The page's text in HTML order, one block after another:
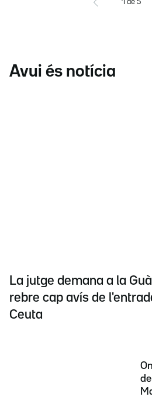
1 de 5
Avui és notícia
La jutge demana a la
rebre cap avís de
Ceuta